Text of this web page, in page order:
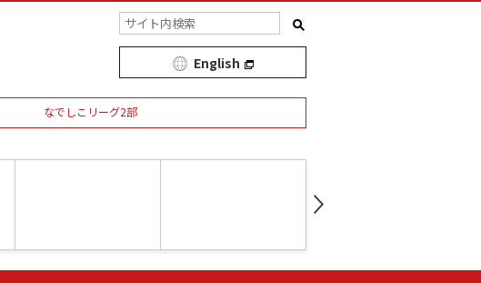
English
なでしこリーグ2部